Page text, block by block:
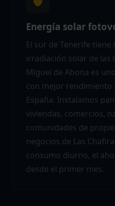
Energía solar
El sur de Tenerife tiene
irradiación solar de las
Miguel de Abona es
con mejor rendimiento
España. Instalamos
viviendas, comercios,
comunidades de
negocios de Las
consumo diurno, el
desde el primer mes.